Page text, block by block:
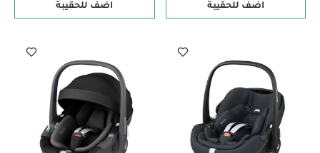
اضف للحقيبة اضف للحقيبة